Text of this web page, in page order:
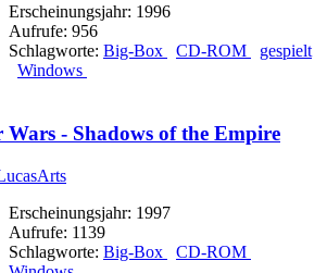
Erscheinungsjahr: 1996
Aufrufe: 956
Schlagworte: Big-Box CD-ROM
gespielt
Windows
Wars - Shadows of the Empire
Erscheinungsjahr: 1997
Aufrufe: 1139
Schlagworte: Big-Box
CD-ROM